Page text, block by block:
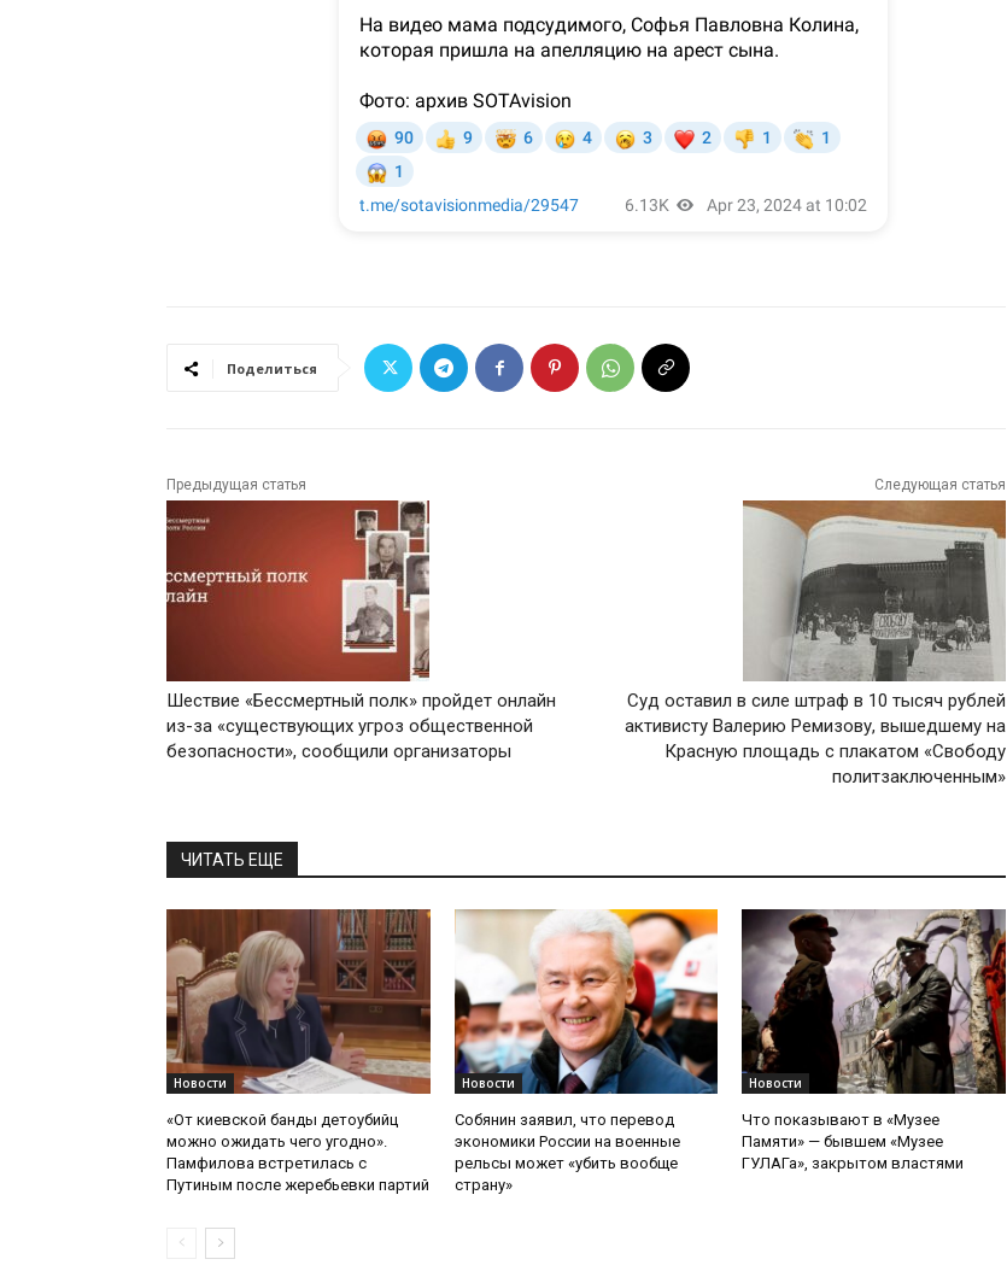
Поделиться
Предыдущая статья
Шествие «Бессмертный полк» пройдет онлайн
из-за «существующих угроз общественной
безопасности», сообщили организаторы
Следующая статья
Суд оставил в силе штраф в 10 тысяч рублей
активисту Валерию Ремизову, вышедшему на
Красную площадь с плакатом «Свободу
политзаключенным»
ЧИТАТЬ ЕЩЕ
Новости
«От киевской банды детоубийц
можно ожидать чего угодно».
Памфилова встретилась с
Путиным после жеребьевки партий
Новости
Собянин заявил, что перевод
экономики России на военные
рельсы может «убить вообще
страну»
Новости
Что показывают в «Музее
Памяти» — бывшем «Музее
ГУЛАГа», закрытом властями